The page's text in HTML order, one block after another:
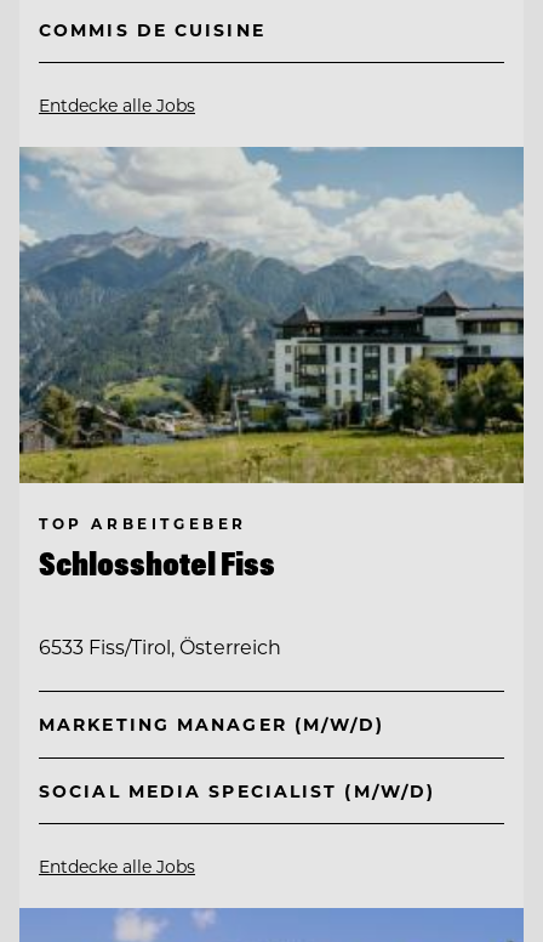
COMMIS DE CUISINE
Entdecke alle Jobs
TOP ARBEITGEBER
Schlosshotel Fiss
6533 Fiss/Tirol, Österreich
MARKETING MANAGER (M/W/D)
SOCIAL MEDIA SPECIALIST (M/W/D)
Entdecke alle Jobs